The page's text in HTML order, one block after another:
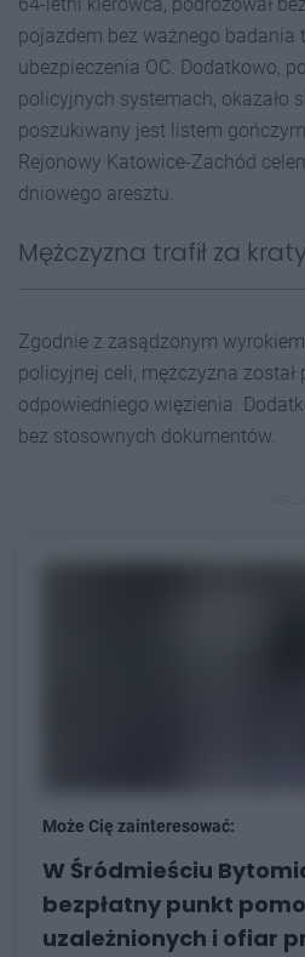
pojazdem bez ważnego badania
ubezpieczenia OC. Dodatkowo,
policyjnych systemach, okazało
poszukiwany jest listem
Rejonowy Katowice-Zachód
dniowego aresztu.
Mężczyzna trafił za kraty
Zgodnie z zasądzonym
policyjnej celi, mężczyzna
odpowiedniego więzienia.
bez stosownych dokumentów.
Może Cię zainteresować:
W Śródmieściu
bezpłatny punkt
uzależnionych i ofiar